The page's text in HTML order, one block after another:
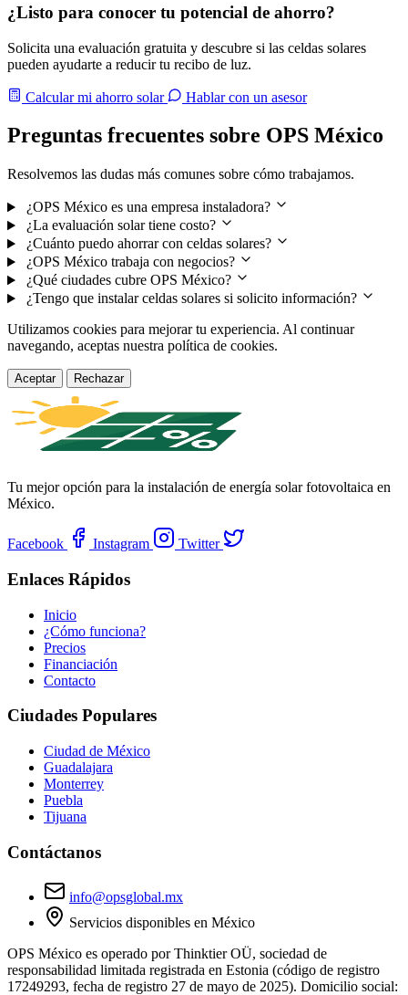
¿Listo para conocer tu potencial de ahorro?
Solicita una evaluación gratuita y descubre si las celdas solares
pueden ayudarte a reducir tu recibo de luz.
Calcular mi ahorro solar Hablar con un asesor
Preguntas frecuentes sobre OPS México
Resolvemos las dudas más comunes sobre cómo trabajamos.
¿OPS México es una empresa instaladora?
¿La evaluación solar tiene costo?
¿Cuánto puedo ahorrar con celdas solares?
¿OPS México trabaja con negocios?
¿Qué ciudades cubre OPS México?
¿Tengo que instalar celdas solares si solicito información?
Utilizamos cookies para mejorar tu experiencia. Al continuar
navegando, aceptas nuestra política de cookies.
Aceptar Rechazar
Tu mejor opción para la instalación de energía solar fotovoltaica en
México.
Facebook Instagram Twitter
Enlaces Rápidos
Inicio
¿Cómo funciona?
Precios
Financiación
Contacto
Ciudades Populares
Ciudad de México
Guadalajara
Monterrey
Puebla
Tijuana
Contáctanos
info@opsglobal.mx
Servicios disponibles en México
OPS México es operado porThinktier OÜ, sociedad de
responsabilidad limitada registrada en Estonia (código de registro
17249293, fecha de registro 27 de mayo de 2025). Domicilio social: